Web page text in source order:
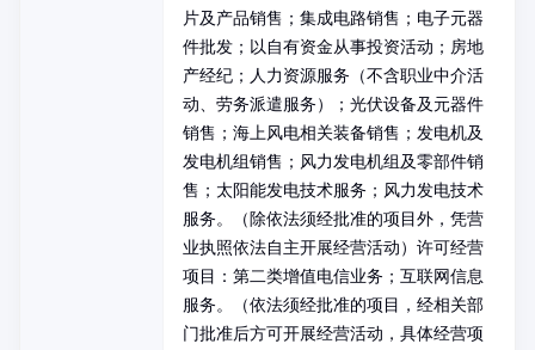
片及产品销售；集成电路销售；电子元器
件批发；以自有资金从事投资活动；房地
产经纪；人力资源服务（不含职业中介活
动、劳务派遣服务）；光伏设备及元器件
销售；海上风电相关装备销售；发电机及
发电机组销售；风力发电机组及零部件销
售；太阳能发电技术服务；风力发电技术
服务。（除依法须经批准的项目外，凭营
业执照依法自主开展经营活动）许可经营
项目：第二类增值电信业务；互联网信息
服务。（依法须经批准的项目，经相关部
门批准后方可开展经营活动，具体经营项